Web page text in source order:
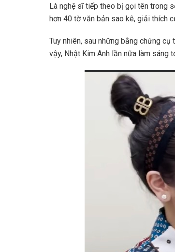
Là nghệ sĩ tiếp theo bị gọi tên trong
hơn 40 tờ văn bản sao kê, giải thích
Tuy nhiên, sau những bằng chứng
vậy, Nhật Kim Anh lần nữa làm sáng